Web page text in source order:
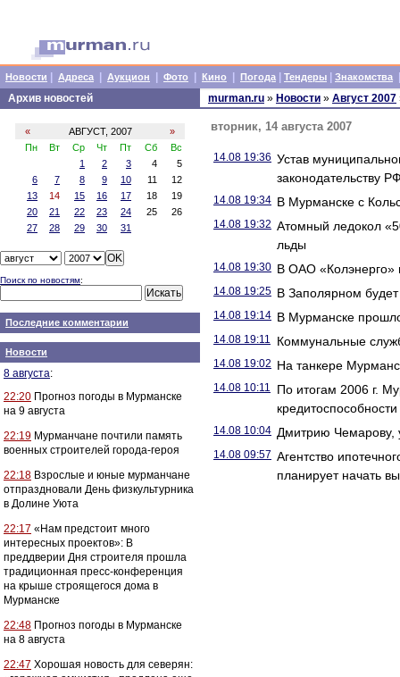
Новости Адреса Аукцион Фото Кино Погода Тендеры Знакомства
Архив новостей
« АВГУСТ, 2007
»
Пн
Вт Ср Чт Пт Сб
Вс
1
2 3 4
5
6
7 8 9 10 11
12
13
14 15 16 17 18
19
20
21 22 23 24 25
26
27
28 29 30 31
Поиск по новостям:
Последние комментарии
Новости
8 августа:
22:20 Прогноз погоды в Мурманске
на 9 августа
22:19 Мурманчане почтили память
военных строителей города-героя
22:18 Взрослые и юные мурманчане
отпраздновали День физкультурника
в Долине Уюта
22:17 «Нам предстоит много
интересных проектов»: В
преддверии Дня строителя прошла
традиционная пресс-конференция
на крыше строящегося дома в
Мурманске
22:48 Прогноз погоды в Мурманске
на 8 августа
22:47 Хорошая новость для северян:
murman.ru » Новости » Август 2007
вторник, 14 августа 2007
14.08 19:36 Устав
законодательству
14.08 19:34 В Мурманске с
14.08 19:32 Атомный ледокол
льды
14.08 19:30 В ОАО «Колэнерго»
14.08 19:25 В Заполярном
14.08 19:14 В Мурманске
14.08 19:11 Коммунальные
14.08 19:02 На танкере
14.08 10:11
По итогам 2006 г.
14.08 10:04 Дмитрию Чемарову,
14.08 09:57 Агентство
планирует начать